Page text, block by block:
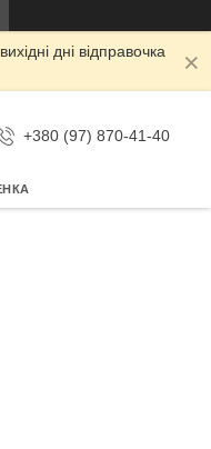
дні відправочка
+380 (97) 870-41-40